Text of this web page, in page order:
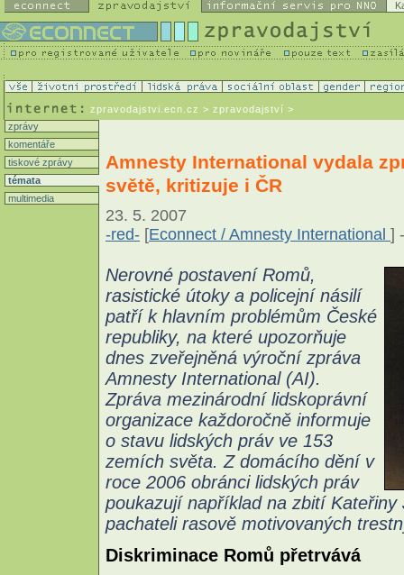
zpravodajstvi.ecn.cz > zpravodajství >
zprávy
komentáře
tiskové zprávy
témata
multimedia
Amnesty International vydala
světě, kritizuje i ČR
23. 5. 2007
-red- [Econnect / Amnesty International ] -
Nerovné postavení Romů,
rasistické útoky a policejní násilí
patří k hlavním problémům České
republiky, na které upozorňuje
dnes zveřejněná výroční zpráva
Amnesty International (AI).
Zpráva mezinárodní lidskoprávní
organizace každoročně informuje
o stavu lidských práv ve 153
zemích světa. Z domácího dění v
roce 2006 obránci lidských práv
poukazují například na zbití
pachateli rasově motivovaných
Diskriminace Romů přetrvává